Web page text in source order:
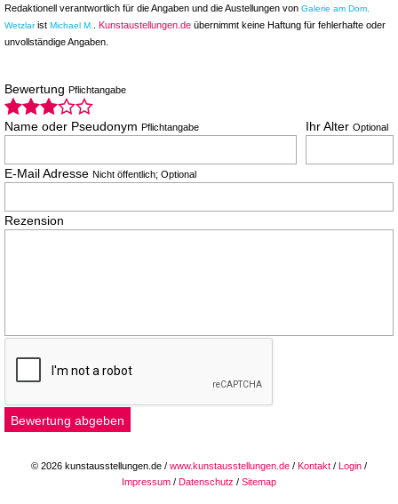
Redaktionell verantwortlich für die Angaben und die Austellungen von Galerie am Dom,
Wetzlarist Michael M. Kunstaustellungen.de übernimmt keine Haftung für fehlerhafte oder
unvollständige Angaben.
Bewertung Pflichtangabe
Name oder Pseudonym Pflichtangabe Ihr Alter Optional
E-Mail Adresse Nicht öffentlich; Optional
Rezension
© 2026 kunstausstellungen.de / www.kunstausstellungen.de / Kontakt / Login /
Impressum / Datenschutz / Sitemap